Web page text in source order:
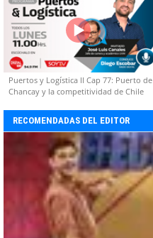
Puertos y Logística II Cap 77: Puerto de
Chancay y la competitividad de Chile
RECOMENDADAS DEL EDITOR